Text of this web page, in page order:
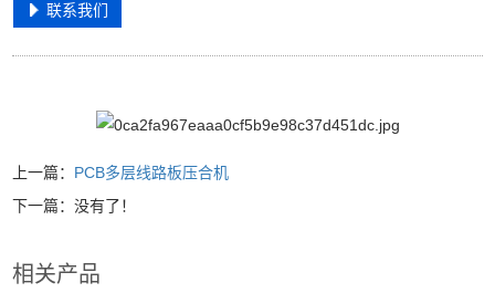
联系我们
上一篇： PCB多层线路板压合机
下一篇：没有了！
相关产品